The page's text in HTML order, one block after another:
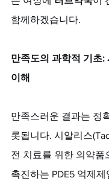
함께하겠습니다.
만족도의 과학적 기초:
이해
만족스러운 결과는 정
롯됩니다. 시알리스
전 치료를 위한 의약품
촉진하는 PDE5 억제